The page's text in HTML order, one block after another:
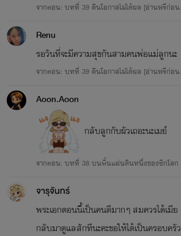
จากตอน: บทที่ 39 คืนโอกาสไม่ได้ผล [อ่านฟรีก่อนล
Renu
รอวันที่จะมีความสุขกันสามคนพ่อแม่ลูกนะ
จากตอน: บทที่ 39 คืนโอกาสไม่ได้ผล [อ่านฟรีก่อนล
Aoon.Aoon
กลับลูกกับผัวเถอะนะเมย์
จากตอน: บทที่ 38 บนพื้นแผ่นดินหนึ่งของซีกโลก [อ่
จารุจันทร์
พระเอกตอนนี้เป็นคนดีมากๆ สมควรได้เมีย
กลับมาดูแลสักทีนะคะขอให้ได้เป็นครอบครัว